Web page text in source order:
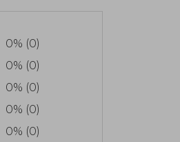
0% (0)
0% (0)
0% (0)
0% (0)
0% (0)